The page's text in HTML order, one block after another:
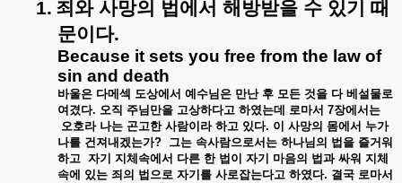
1. 죄와 사망의 법에서 해방받을 수 있기
때
문이다.
Because it sets you free from the law of
sin and death
바울은 다메섹 도상에서 예수님은 만난 후 모든 것을 다 베설물로
여겼다. 오직 주님만을 고상하다고 하였는데 로마서 7장에서는
오호라 나는 곤고한 사람이라 하고 있다. 이 사망의 몸에서 누가
나를 건져내겠는가? 그는 속사람으로서는 하나님의 법을 즐거워
하고 자기 지체속에서 다른 한 법이 자기 마음의 법과 싸워 지체
속에 있는 죄의 법으로 자기를 사로잡는다고 하였다. 결국 로마서